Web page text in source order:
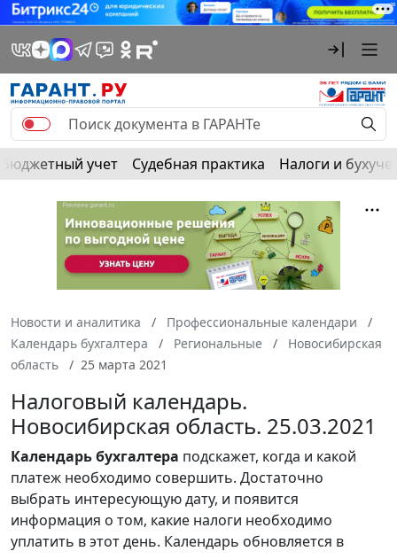
Бюджетный учет Судебная практика Налоги и
Новости и аналитика
Профессиональные календари
Календарь бухгалтера
Региональные
Новосибирская
область
25 марта 2021
Налоговый календарь.
Новосибирская область. 25.03.2021
Календарьбухгалтера подскажет, когда и какой
платеж необходимо совершить. Достаточно
выбрать интересующую дату, и появится
информация о том, какие налоги необходимо
уплатить в этот день. Календарь обновляется в